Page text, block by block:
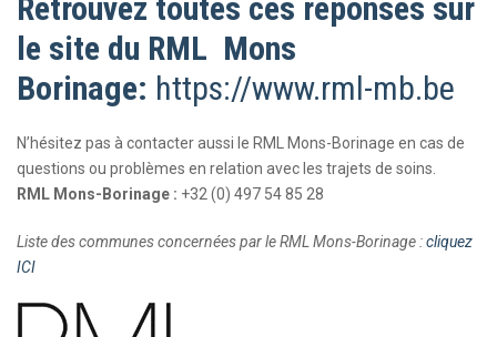
Retrouvez toutes ces réponses sur
le site du RML Mons
Borinage: https://www.rml-mb.be
N’hésitez pas à contacter aussi le RML Mons-Borinage en cas de
questions ou problèmes en relation avec les trajets de soins.
RML Mons-Borinage : +32 (0) 497 54 85 28
Liste des communes concernées par le RML Mons-Borinage :cliquez
ICI